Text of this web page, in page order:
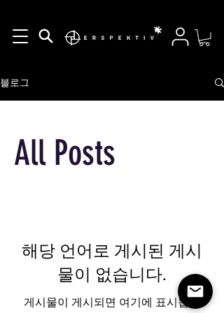
블로그
All Posts
해당 언어로 게시된 게시
물이 없습니다.
게시물이 게시되면 여기에 표시됩니